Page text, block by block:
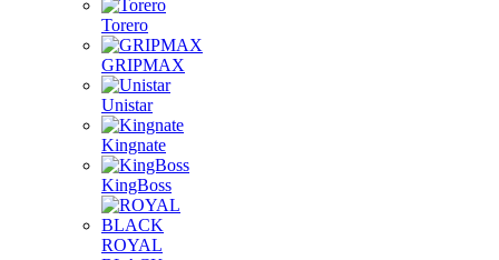
Torero
GRIPMAX
Unistar
Kingnate
KingBoss
ROYAL